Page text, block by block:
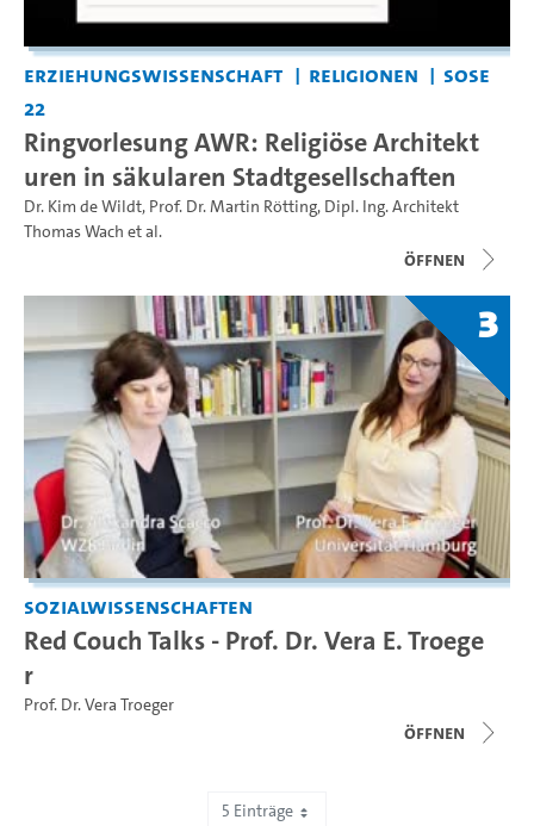
Erziehungswissenschaft Religionen
SoSe
22
Ringvorlesung AWR: Religiöse Architekt
uren in säkularen Stadtgesellschaften
Dr. Kim de Wildt, Prof. Dr. Martin Rötting, Dipl. Ing. Architekt
Thomas Wach et al.
Öffnen
3
Sozialwissenschaften
Red Couch Talks - Prof. Dr. Vera E. Troege
r
Prof. Dr. Vera Troeger
Öffnen
5 Einträge